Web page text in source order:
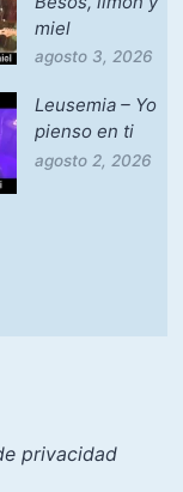
miel
agosto 3, 2026
Leusemia – Yo
pienso en ti
agosto 2, 2026
privacidad